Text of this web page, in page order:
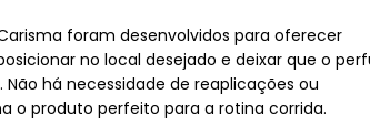
foram desenvolvidos para oferecer
no local desejado e deixar que o
há necessidade de reaplicações ou
o produto perfeito para a rotina corrida.